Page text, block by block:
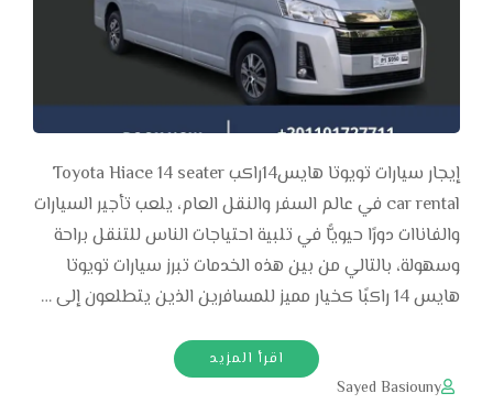
إيجار سيارات تويوتا هايس14راكب Toyota Hiace 14 seater
car rental في عالم السفر والنقل العام، يلعب تأجير السيارات
والفاناات دورًا حيويًّا في تلبية احتياجات الناس للتنقل براحة
وسهولة، بالتالي من بين هذه الخدمات تبرز سيارات تويوتا
هايس 14 راكبًا كخيار مميز للمسافرين الذين يتطلعون إلى …
اقرأ المزيد
Sayed Basiouny